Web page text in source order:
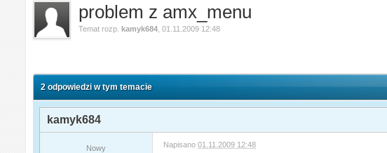
problem z amx_menu
Temat rozp. kamyk684 ,01.11.2009 12:48
2 odpowiedzi w tym temacie
kamyk684
Nowy Napisano01.11.2009 12:48